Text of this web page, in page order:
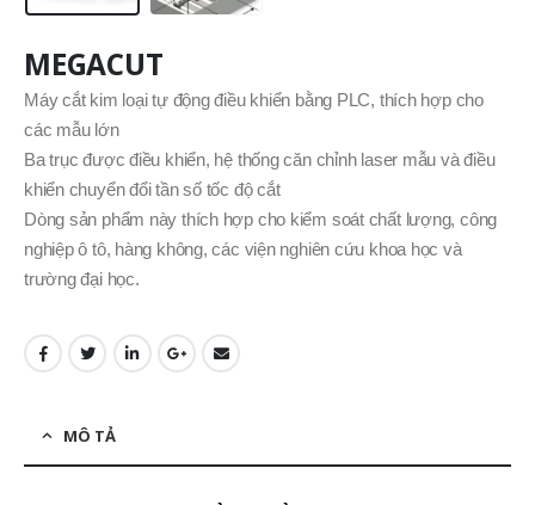
MEGACUT
Máy cắt kim loại tự động điều khiển bằng PLC, thích hợp cho
các mẫu lớn
Ba trục được điều khiển, hệ thống căn chỉnh laser mẫu và điều
khiển chuyển đổi tần số tốc độ cắt
Dòng sản phẩm này thích hợp cho kiểm soát chất lượng, công
nghiệp ô tô, hàng không, các viện nghiên cứu khoa học và
trường đại học.
MÔ TẢ